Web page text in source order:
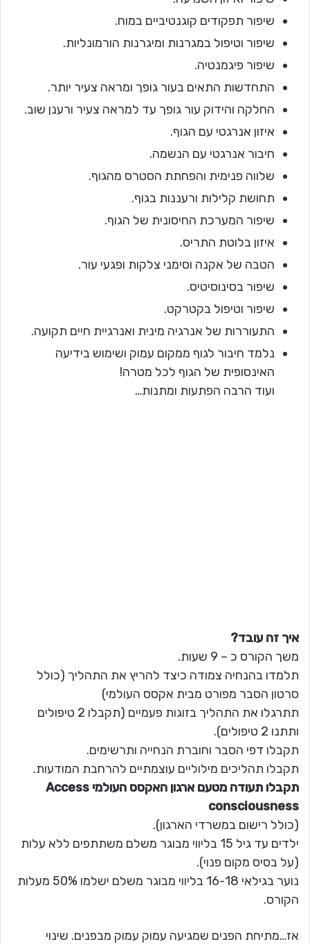
שיפור תפקודים קוגנטיביים במוח.
שיפור וטיפול במגרנות ומיגרנות הורמונליות.
שיפור פיגמנטיה.
התחדשות התאים בעור גופך ומראה צעיר יותר.
החלקה והידוק עור גופך עד למראה צעיר ורענן שוב.
איזון אנרגטי עם הגוף.
חיבור אנרגטי עם הנשמה.
שלווה פנימית והפחתת הסטרס מהגוף.
תחושת קלילות ורעננות בגוף.
שיפור המערכת החיסונית של הגוף.
איזון בלוטת התריס.
הטבה של אקנה וסימני צלקות ופגעי עור.
שיפור בסינוסיטיס.
שיפור וטיפול בקטרקט.
התעוררות של אנרגיה מינית ואנרגיית חיים תקועה.
נלמד חיבור לגוף ממקום עמוק ושימוש בידיעה
האינסופית של הגוף לכל מטרה!
ועוד הרבה הפתעות ומתנות…
איך זה עובד?
משך הקורס כ – 9 שעות.
תלמדו בהנחיה צמודה כיצד להריץ את התהליך (כולל
סרטון הסבר מפורט מבית אקסס העולמי)
תתרגלו את התהליך בזוגות פעמיים (תקבלו 2 טיפולים
ותתנו 2 טיפולים).
תקבלו דפי הסבר וחוברת הנחייה ותרשימים.
תקבלו תהליכים מילוליים עוצמתיים להרחבת המודעות.
תקבלו תעודה מטעם ארגון האקסס העולמי Access
consciousness
(כולל רישום במשרדי הארגון).
ילדים עד גיל 15 בליווי מבוגר משלם משתתפים ללא עלות
(על בסיס מקום פנוי).
נוער בגילאי 16-18 בליווי מבוגר משלם ישלמו 50% מעלות
הקורס.
אז…מתיחת הפנים שמגיעה עמוק עמוק מבפנים. שינוי